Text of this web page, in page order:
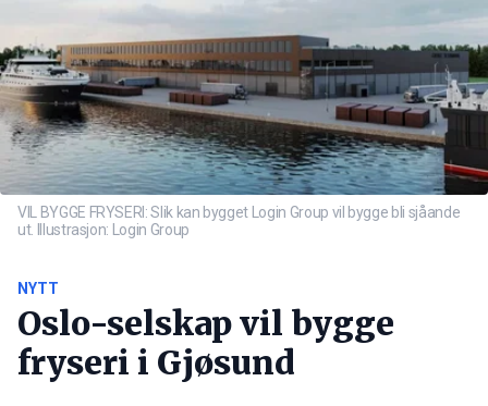
VIL BYGGE FRYSERI: Slik kan bygget Login Group vil bygge bli sjåande
ut. Illustrasjon: Login Group
NYTT
Oslo-selskap vil bygge
fryseri i Gjøsund